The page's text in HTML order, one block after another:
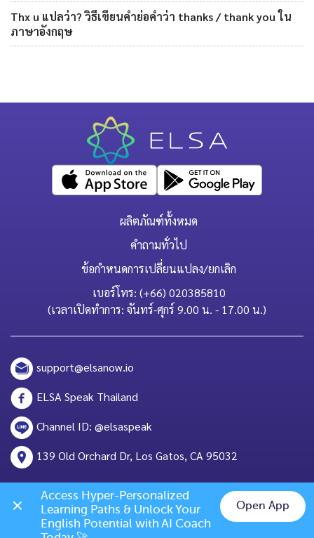
Thx u แปลว่า? วิธีเขียนคำย่อคำว่า thanks / thank you ใน
ภาษาอังกฤษ
ผลิตภัณฑ์ทั้งหมด
คำถามทั่วไป
ข้อกำหนดการเปลี่ยนแปลง/ยกเลิก
เบอร์โทร: (+66) 020385810
(เวลาเปิดทำการ: จันทร์-ศุกร์ 9.00 น. - 17.00 น.)
support@elsanow.io
ELSA Speak Thailand
Channel ID: @elsaspeak
139 Old Orchard Dr, Los Gatos, CA 95032
Chat on LINE
Access Hyper-Personalized
Learning Paths & Unlock Your
English Potential with AI Coach
Open App